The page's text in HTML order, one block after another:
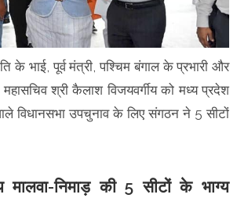
के भाई, पूर्व मंत्री, पश्चिम बंगाल के प्रभारी और
महासचिव श्री कैलाश विजयवर्गीय को मध्य प्रदेश
विधानसभा उपचुनाव के लिए संगठन ने 5 सीटों
मालवा-निमाड़ की 5 सीटों के भाग्य